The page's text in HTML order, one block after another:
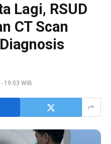
Lagi, RSUD
CT Scan
19:03 WIB